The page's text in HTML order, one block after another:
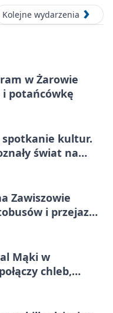
Kolejne wydarzenia
w Żarowie
i potańcówkę
spotkanie kultur.
świat na
Zawiszowie
i przejazd
Mąki w
chleb,